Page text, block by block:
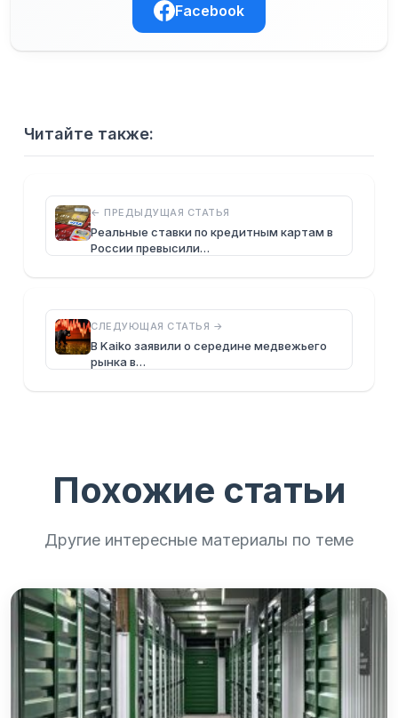
Facebook
Читайте также:
← ПРЕДЫДУЩАЯ СТАТЬЯ
Реальные ставки по кредитным картам в
России превысили…
СЛЕДУЮЩАЯ СТАТЬЯ →
В Kaiko заявили о середине медвежьего
рынка в…
Похожие статьи
Другие интересные материалы по теме